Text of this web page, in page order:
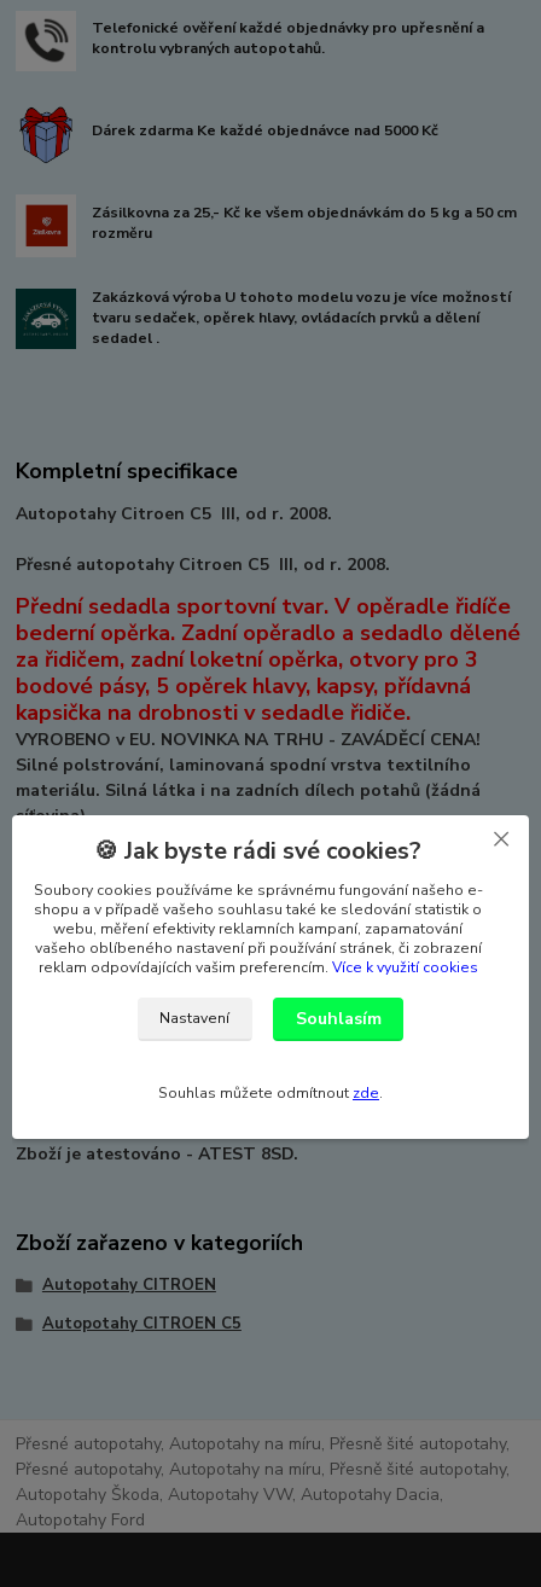
Telefonické ověření každé objednávky pro upřesnění a
kontrolu vybraných autopotahů.
Dárek zdarma Ke každé objednávce nad 5000 Kč
Zásilkovna za 25,- Kč ke všem objednávkám do 5 kg a 50 cm
rozměru
Zakázková výroba U tohoto modelu vozu je více možností
tvaru sedaček, opěrek hlavy, ovládacích prvků a dělení
sedadel .
Kompletní specifikace
Autopotahy Citroen C5 III, od r. 2008.
Přesné autopotahy Citroen C5 III, od r. 2008.
Přední sedadla sportovní tvar. V opěradle řidíče
bederní opěrka. Zadní opěradlo a sedadlo dělené
za řidičem, zadní loketní opěrka, otvory pro 3
bodové pásy, 5 opěrek hlavy, kapsy, přídavná
kapsička na drobnosti v sedadle řidiče.
VYROBENO v EU. NOVINKA NA TRHU - ZAVÁDĚCÍ CENA!
Silné polstrování, laminovaná spodní vrstva textilního
materiálu. Silná látka i na zadních dílech potahů (žádná
síťovina).
Při výrobě a zpracování střihů pro konkrétní auto je vždy
přihlíženo k původním švům a tvarům sedadel, a k tomu, aby
výsledný efekt byl co nejlepší z estetického a funkčního
hlediska.
Autopotahy dokonale pasují a laminace autopotahy zpevňuje
a zabraňuje sklouzávání potahů ze sedadel. Sada autopotahů
na celé auto včetně povlaků hlavových opěrek. Vhodné pro
Zboží je atestováno - ATEST 8SD.
Zboží zařazeno v kategoriích
Autopotahy CITROEN
Autopotahy CITROEN C5
Přesné autopotahy, Autopotahy na míru, Přesně šité autopotahy,
Přesné autopotahy, Autopotahy na míru, Přesně šité autopotahy,
Autopotahy Škoda, Autopotahy VW, Autopotahy Dacia,
Autopotahy Ford
🍪 Jak byste rádi své cookies?
Soubory cookies používáme ke správnému fungování našeho e-
shopu a v případě vašeho souhlasu také ke sledování statistik o
webu, měření efektivity reklamních kampaní, zapamatování
vašeho oblíbeného nastavení při používání stránek, či zobrazení
reklam odpovídajících vašim preferencím. Více k využití cookies
Nastavení Souhlasím
Souhlas můžete odmítnout zde.